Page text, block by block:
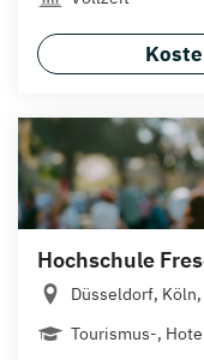
Hochschule
Düsseldorf,
Tourismus-,